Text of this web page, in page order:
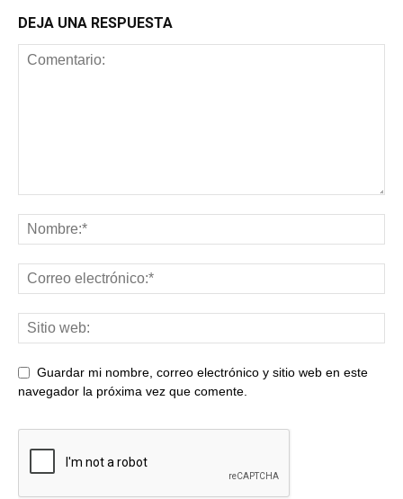
DEJA UNA RESPUESTA
Guardar mi nombre, correo electrónico y sitio web en este
navegador la próxima vez que comente.